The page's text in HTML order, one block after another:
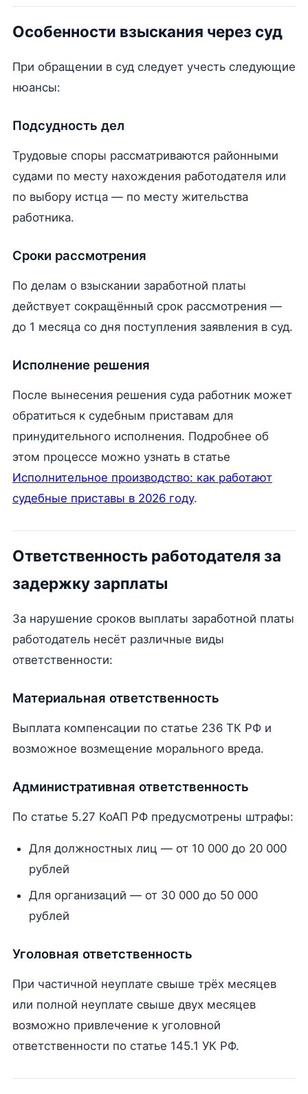
Особенности взыскания через суд
При обращении в суд следует учесть следующие
нюансы:
Подсудность дел
Трудовые споры рассматриваются районными
судами по месту нахождения работодателя или
по выбору истца — по месту жительства
работника.
Сроки рассмотрения
По делам о взыскании заработной платы
действует сокращённый срок рассмотрения —
до 1 месяца со дня поступления заявления в суд.
Исполнение решения
После вынесения решения суда работник может
обратиться к судебным приставам для
принудительного исполнения. Подробнее об
этом процессе можно узнать в статье
Исполнительное производство: как работают
судебные приставы в 2026 году.
Ответственность работодателя за
задержку зарплаты
За нарушение сроков выплаты заработной платы
работодатель несёт различные виды
ответственности:
Материальная ответственность
Выплата компенсации по статье 236 ТК РФ и
возможное возмещение морального вреда.
Административная ответственность
По статье 5.27 КоАП РФ предусмотрены штрафы:
Для должностных лиц — от 10 000 до 20 000
рублей
Для организаций — от 30 000 до 50 000
рублей
Уголовная ответственность
При частичной неуплате свыше трёх месяцев
или полной неуплате свыше двух месяцев
возможно привлечение к уголовной
ответственности по статье 145.1 УК РФ.